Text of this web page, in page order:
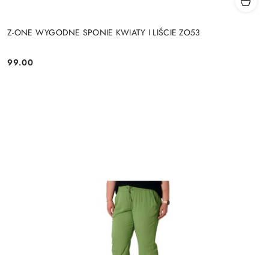
Z-ONE WYGODNE SPONIE KWIATY I LIŚCIE ZO53
Cena:
99.00